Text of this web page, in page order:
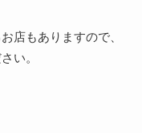
店もありますので、
い。